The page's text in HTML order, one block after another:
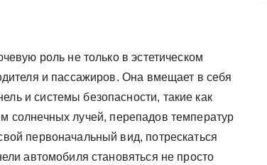
роль не только в эстетическом
и пассажиров. Она вмещает в себя
и системы безопасности, такие как
солнечных лучей, перепадов температур
первоначальный вид, потрескаться
автомобиля становяться не просто